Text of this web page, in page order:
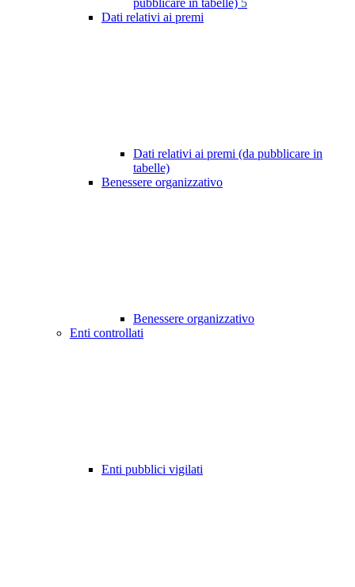
pubblicare in tabelle) 5
Dati relativi ai premi
Dati relativi ai premi (da pubblicare in
tabelle)
Benessere organizzativo
Benessere organizzativo
Enti controllati
Enti pubblici vigilati